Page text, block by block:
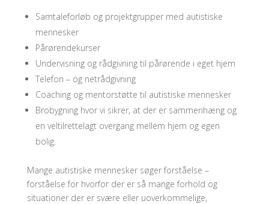
Samtaleforløb og projektgrupper med autistiske
mennesker
Pårørendekurser
Undervisning og rådgivning til pårørende i eget hjem
Telefon – og netrådgivning
Coaching og mentorstøtte til autistiske mennesker
Brobygning hvor vi sikrer, at der er sammenhæng og
en veltilrettelagt overgang mellem hjem og egen
bolig.
Mange autistiske mennesker søger forståelse –
forståelse for hvorfor der er så mange forhold og
situationer der er svære eller uoverkommelige,